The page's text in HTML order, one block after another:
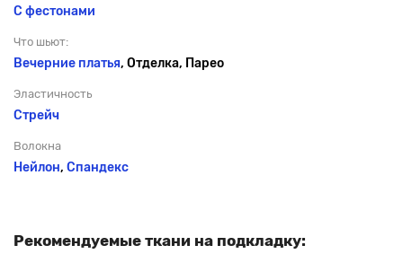
С фестонами
Что шьют:
Вечерние платья, Отделка, Парео
Эластичность
Стрейч
Волокна
Нейлон, Спандекс
Рекомендуемые ткани на подкладку: